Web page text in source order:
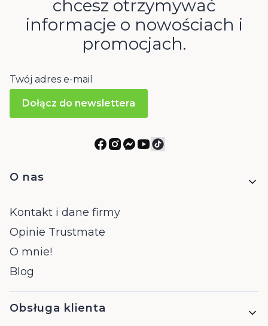
chcesz otrzymywać
informacje o nowościach i
promocjach.
Twój adres e-mail
Dołącz do newslettera
Linki w stopce
O nas
Kontakt i dane firmy
Opinie Trustmate
O mnie!
Blog
Obsługa klienta